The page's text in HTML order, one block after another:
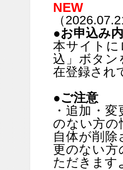
NEW
（
●お申込み
本サイトに
込」ボタン
在登録され
●ご注意
・追加・
のない方の
自体が削
更のない方
ただきます